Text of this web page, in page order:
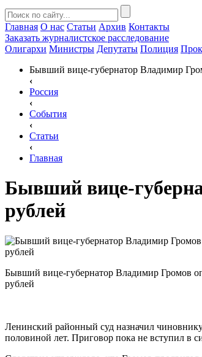
Главная О нас Статьи Архив Контакты
Заказать журналистское расследование
Олигархи Министры Депутаты Полиция
Бывший вице-губернатор Владимир
‹
Россия
‹
События
‹
Статьи
‹
Главная
Бывший вице-
рублей
Бывший вице-губернатор Владимир Громов
рублей
Ленинский районный суд назначил
половиной лет. Приговор пока не вступил в